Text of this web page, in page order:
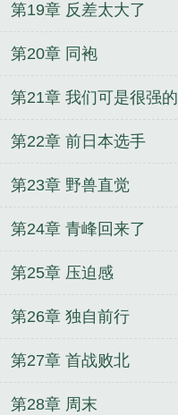
第19章 反差太大了
第20章 同袍
第21章 我们可是很强的
第22章 前日本选手
第23章 野兽直觉
第24章 青峰回来了
第25章 压迫感
第26章 独自前行
第27章 首战败北
第28章 周末